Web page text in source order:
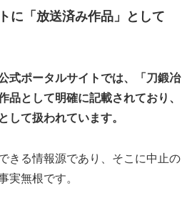
に「放送済み作品」として
式ポータルサイトでは、「刀鍛冶
品として明確に記載されており、
して扱われています。
きる情報源であり、そこに中止の
実無根です。